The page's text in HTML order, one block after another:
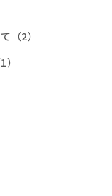
（2）